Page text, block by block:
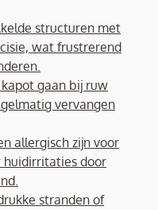
structuren met
wat frustrerend
gaan bij ruw
vervangen
allergisch zijn voor
huidirritaties door
stranden of